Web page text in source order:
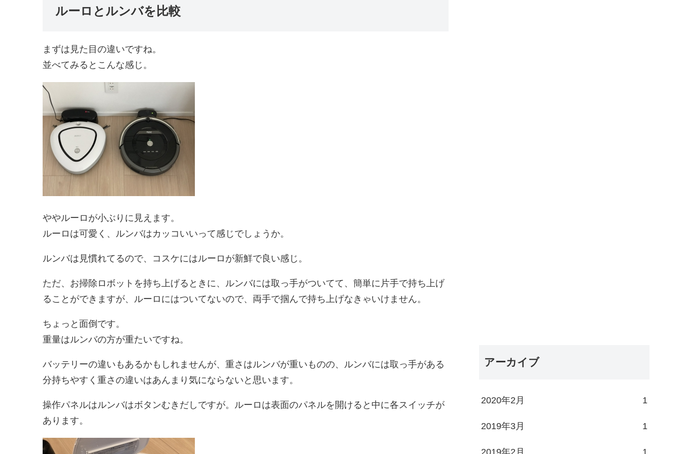
ルーロとルンバを比較
まずは見た目の違いですね。
並べてみるとこんな感じ。
ややルーロが小ぶりに見えます。
ルーロは可愛く、ルンバはカッコいいって感じでしょうか。
ルンバは見慣れてるので、コスケにはルーロが新鮮で良い感じ。
ただ、お掃除ロボットを持ち上げるときに、ルンバには取っ手がついてて、簡単に片手で持ち上げ
ることができますが、ルーロにはついてないので、両手で掴んで持ち上げなきゃいけません。
ちょっと面倒です。
重量はルンバの方が重たいですね。
バッテリーの違いもあるかもしれませんが、重さはルンバが重いものの、ルンバには取っ手がある
分持ちやすく重さの違いはあんまり気にならないと思います。
操作パネルはルンバはボタンむきだしですが。ルーロは表面のパネルを開けると中に各スイッチが
あります。
アーカイブ
2020年2月 1
2019年3月 1